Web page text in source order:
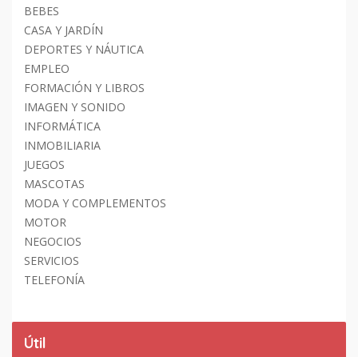
BEBES
CASA Y JARDÍN
DEPORTES Y NÁUTICA
EMPLEO
FORMACIÓN Y LIBROS
IMAGEN Y SONIDO
INFORMÁTICA
INMOBILIARIA
JUEGOS
MASCOTAS
MODA Y COMPLEMENTOS
MOTOR
NEGOCIOS
SERVICIOS
TELEFONÍA
Útil